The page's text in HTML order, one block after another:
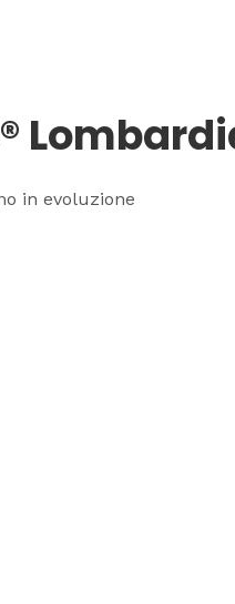
in evoluzione